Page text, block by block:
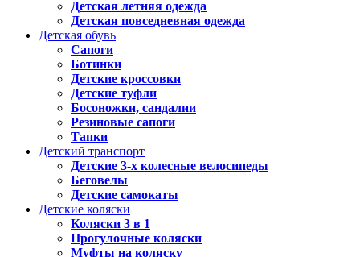
Детская летняя одежда
Детская повседневная одежда
Детская обувь
Сапоги
Ботинки
Детские кроссовки
Детские туфли
Босоножки, сандалии
Резиновые сапоги
Тапки
Детский транспорт
Детские 3-х колесные велосипеды
Беговелы
Детские самокаты
Детские коляски
Коляски 3 в 1
Прогулочные коляски
Муфты на коляску